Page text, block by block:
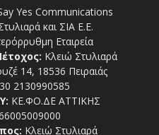
Yes Communications
και ΣΙΑ Ε.Ε.
Εταιρεία
Κλειώ Στυλιαρά
14, 18536 Πειραιάς
2130990585
ΚΕ.ΦΟ.ΔΕ ΑΤΤΙΚΗΣ
Κλειώ Στυλιαρά